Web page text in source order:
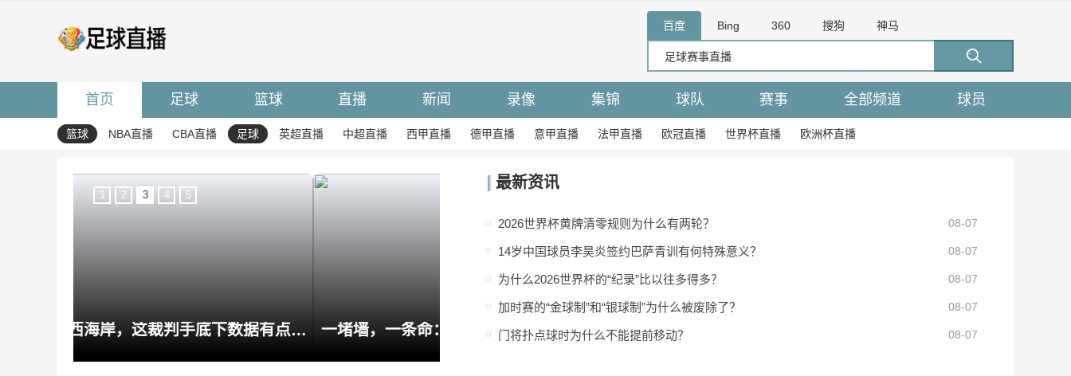
百度 Bing 360 搜狗 神马
首页 足球 篮球 直播 新闻 录像 集锦 球队 赛事 全部频道 球员
篮球 NBA直播 CBA直播 足球 英超直播 中超直播 西甲直播 德甲直播 意甲直播 法甲直播 欧冠直播 世界杯直播 欧洲杯直播
一堵墙，一条命：英足总终于对低级别联赛的砖墙说不 曼联左后卫补强再遇阻，纽卡咬死霍尔不放人
1 2 3 4 5
最新资讯
2026世界杯黄牌清零规则为什么有两轮？ 08-07
14岁中国球员李昊炎签约巴萨青训有何特殊意义？ 08-07
为什么2026世界杯的“纪录”比以往多得多？ 08-07
加时赛的“金球制”和“银球制”为什么被废除了？ 08-07
门将扑点球时为什么不能提前移动？ 08-07